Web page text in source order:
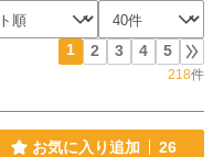
1 2 3 4 5
218件
お気に入り追加 26